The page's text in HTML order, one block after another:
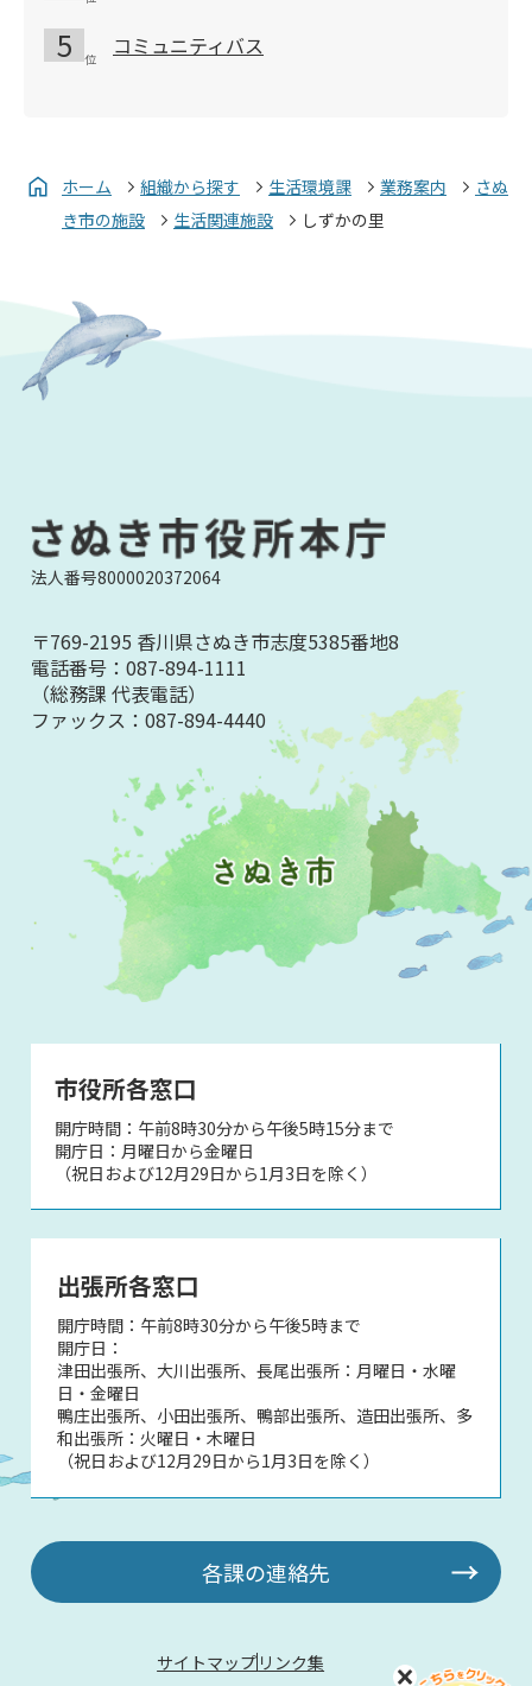
コミュニティバス
ホーム 組織から探す 生活環境課 業務案内
さぬ
き市の施設
生活関連施設 しずかの里
法人番号8000020372064
〒769-2195 香川県さぬき市志度5385番地8
電話番号：087-894-1111
（総務課 代表電話）
ファックス：087-894-4440
市役所各窓口
開庁時間：午前8時30分から午後5時15分まで
開庁日：月曜日から金曜日
（祝日および12月29日から1月3日を除く）
出張所各窓口
開庁時間：午前8時30分から午後5時まで
開庁日：
津田出張所、大川出張所、長尾出張所：月曜日・水曜
日・金曜日
鴨庄出張所、小田出張所、鴨部出張所、造田出張所、多
和出張所：火曜日・木曜日
（祝日および12月29日から1月3日を除く）
各課の連絡先
サイトマップ リンク集